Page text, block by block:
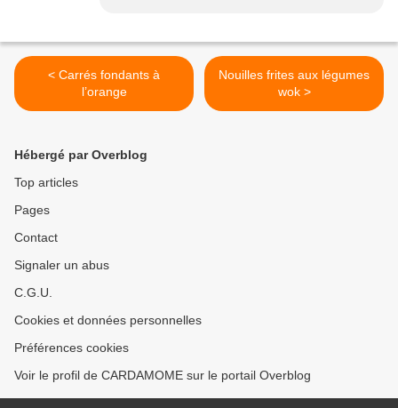
< Carrés fondants à
l’orange
Nouilles frites aux légumes
wok >
Hébergé par Overblog
Top articles
Pages
Contact
Signaler un abus
C.G.U.
Cookies et données personnelles
Préférences cookies
Voir le profil de CARDAMOME sur le portail Overblog